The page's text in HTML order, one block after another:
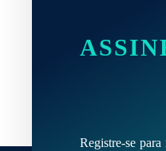
Registre-se para